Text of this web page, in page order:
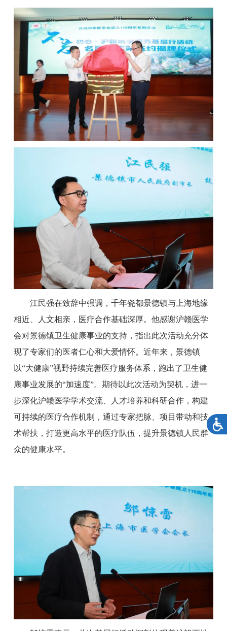
江民强在致辞中强调，千年瓷都景德镇与上海地缘
相近、人文相亲，医疗合作基础深厚。他感谢沪赣医学
会对景德镇卫生健康事业的支持，指出此次活动充分体
现了专家们的医者仁心和大爱情怀。近年来，景德镇
以“大健康”视野持续完善医疗服务体系，跑出了卫生健
康事业发展的“加速度”。期待以此次活动为契机，进一
步深化沪赣医学学术交流、人才培养和科研合作，构建
可持续的医疗合作机制，通过专家把脉、项目带动和技
术帮扶，打造更高水平的医疗队伍，提升景德镇人民群
众的健康水平。